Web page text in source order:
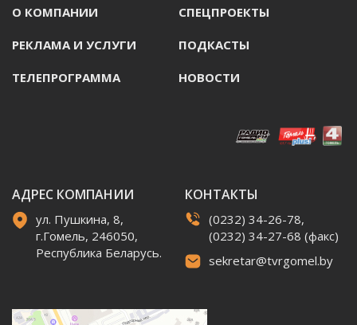
О КОМПАНИИ СПЕЦПРОЕКТЫ
РЕКЛАМА И УСЛУГИ ПОДКАСТЫ
ТЕЛЕПРОГРАММА НОВОСТИ
АДРЕС КОМПАНИИ
ул. Пушкина, 8,
г.Гомель, 246050,
Республика Беларусь.
КОНТАКТЫ
(0232) 34-26-78,
(0232) 34-27-68 (факс)
sekretar@tvrgomel.by